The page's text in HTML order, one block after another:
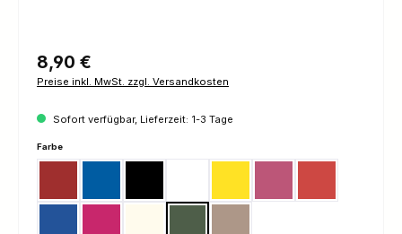
Regulärer Preis:
8,90 €
Preise inkl. MwSt. zzgl. Versandkosten
Sofort verfügbar, Lieferzeit: 1-3 Tage
Farbeauswählen